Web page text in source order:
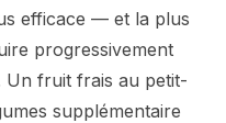
efficace — et la plus
progressivement
Un fruit frais au petit-
supplémentaire